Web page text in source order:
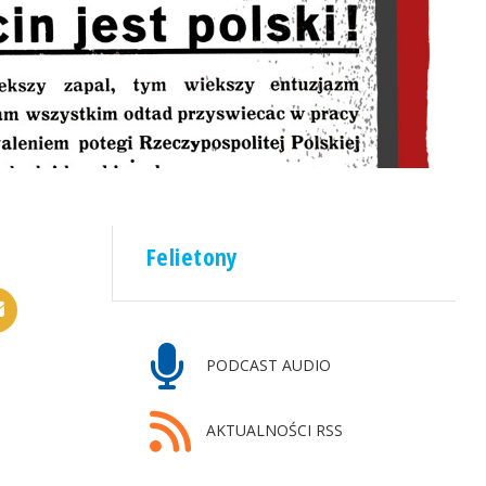
Felietony
PODCAST AUDIO
AKTUALNOŚCI RSS